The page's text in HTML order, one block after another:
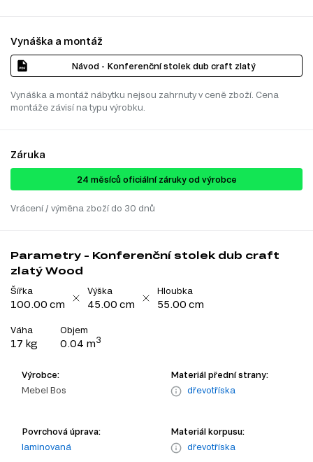
Vynáška a montáž
Návod - Konferenční stolek dub craft zlatý
Vynáška a montáž nábytku nejsou zahrnuty v ceně zboží. Cena
montáže závisí na typu výrobku.
Záruka
24 ​​​​měsíců oficiální záruky od výrobce
Vrácení / výměna zboží do 30 dnů
Parametry - Konferenční stolek dub craft
zlatý Wood
Šířka
100.00 cm
Výška
45.00 cm
Hloubka
55.00 cm
Váha
17 kg
Objem
0.04 m3
Výrobce:
Mebel Bos
Materiál přední strany:
dřevotříska
Povrchová úprava:
laminovaná
Materiál korpusu:
dřevotříska